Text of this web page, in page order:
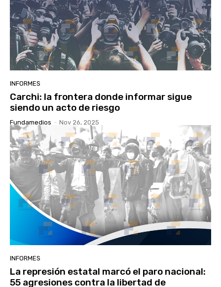
INFORMES
Carchi: la frontera donde informar sigue
siendo un acto de riesgo
Fundamedios - Nov 26, 2025
INFORMES
La represión estatal marcó el paro nacional:
55 agresiones contra la libertad de